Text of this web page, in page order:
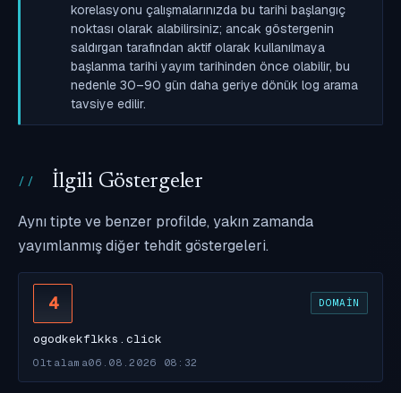
korelasyonu çalışmalarınızda bu tarihi başlangıç
noktası olarak alabilirsiniz; ancak göstergenin
saldırgan tarafından aktif olarak kullanılmaya
başlanma tarihi yayım tarihinden önce olabilir, bu
nedenle 30–90 gün daha geriye dönük log arama
tavsiye edilir.
İlgili Göstergeler
Aynı tipte ve benzer profilde, yakın zamanda
yayımlanmış diğer tehdit göstergeleri.
4 DOMAIN
ogodkekflkks.click
Oltalama06.08.2026 08:32